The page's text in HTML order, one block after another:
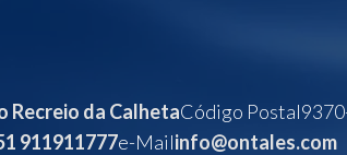
Recreio da CalhetaCódigo Postal
911911777e-Mailinfo@ontales.com